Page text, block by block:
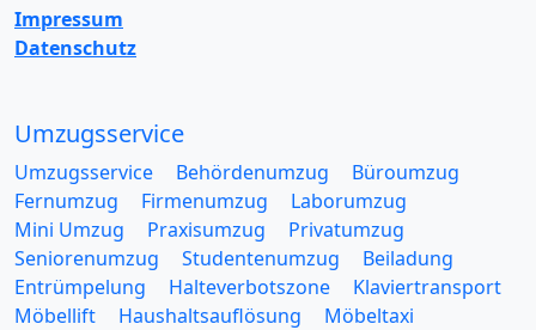
Impressum
Datenschutz
Umzugsservice
Umzugsservice Behördenumzug
Büroumzug
Fernumzug
Firmenumzug
Laborumzug
Mini Umzug
Praxisumzug
Privatumzug
Seniorenumzug
Studentenumzug
Beiladung
Entrümpelung
Halteverbotszone
Klaviertransport
Möbellift
Haushaltsauflösung
Möbeltaxi